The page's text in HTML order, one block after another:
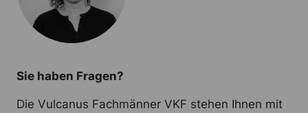
Sie haben Fragen?
Die Vulcanus Fachmänner VKF stehen Ihnen mit